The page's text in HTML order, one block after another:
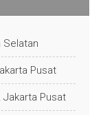
Selatan
Pusat
Jakarta Pusat